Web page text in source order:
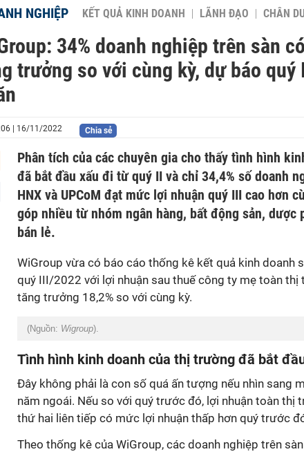
NGHIỆP KẾT QUẢ KINH DOANH LÃNH ĐẠO CHÂN
34% doanh nghiệp trên sàn
trưởng so với cùng kỳ, dự báo quý
| 16/11/2022 Chia sẻ
Phân tích của các chuyên gia cho thấy tình hình
đã bắt đầu xấu đi từ quý II và chỉ 34,4% số doanh
HNX và UPCoM đạt mức lợi nhuận quý III cao hơn
góp nhiều từ nhóm ngân hàng, bất động sản, dược
bán lẻ.
WiGroup vừa có báo cáo thống kê kết quả kinh doanh
quý III/2022 với lợi nhuận sau thuế công ty mẹ toàn
tăng trưởng 18,2% so với cùng kỳ.
(Nguồn: Wigroup).
Tình hình kinh doanh của thị trường đã bắt
Đây không phải là con số quá ấn tượng nếu nhìn sang
năm ngoái. Nếu so với quý trước đó, lợi nhuận toàn thị
thứ hai liên tiếp có mức lợi nhuận thấp hơn quý trước
Theo thống kê của WiGroup, các doanh nghiệp trên